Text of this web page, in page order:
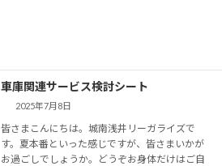
車庫関連サービス検討シート
2025年7月8日
皆さまこんにちは。城南浅井リーガライズで
す。夏本番といった感じですが、皆さまいかが
お過ごしでしょうか。どうぞお身体だけはご自